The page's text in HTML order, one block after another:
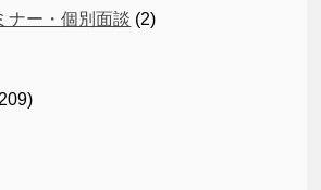
ナー・個別面談 (2)